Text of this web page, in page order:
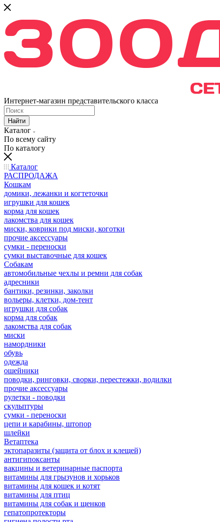
Интернет-магазин представительского класса
Найти
Каталог
По всему сайту
По каталогу
Каталог
РАСПРОДАЖА
Кошкам
домики, лежанки и когтеточки
игрушки для кошек
корма для кошек
лакомства для кошек
миски, коврики под миски, коготки
прочие аксессуары
сумки - переноски
сумки выставочные для кошек
Собакам
автомобильные чехлы и ремни для собак
адресники
бантики, резинки, заколки
вольеры, клетки, дом-тент
игрушки для собак
корма для собак
лакомства для собак
миски
намордники
обувь
одежда
ошейники
поводки, ринговки, сворки, перестежки, водилки
прочие аксессуары
рулетки - поводки
скульптуры
сумки - переноски
цепи и карабины, штопор
шлейки
Ветаптека
эктопаразиты (защита от блох и клещей)
антигипоксанты
вакцины и ветеринарные паспорта
витамины для грызунов и хорьков
витамины для кошек и котят
витамины для птиц
витамины для собак и щенков
гепатопротекторы